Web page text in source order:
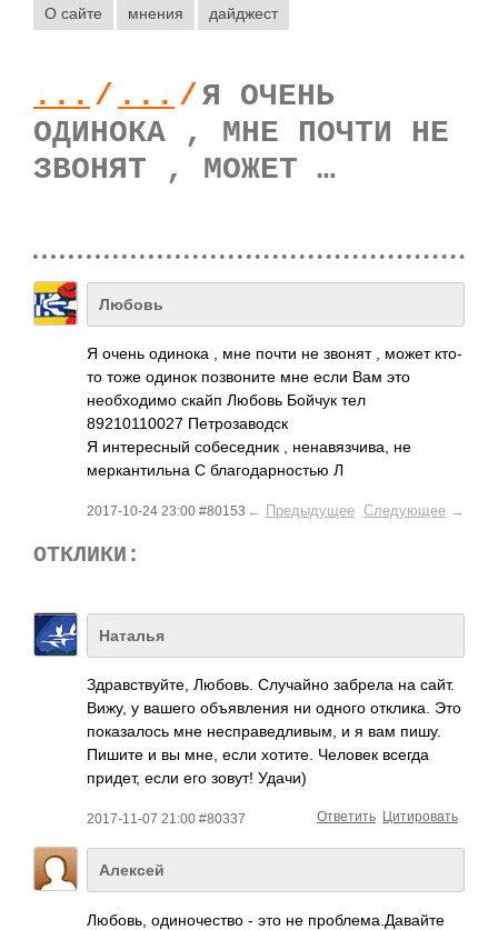
О сайте мнения дайджест
... / ... /Я ОЧЕНЬ
ОДИНОКА , МНЕ ПОЧТИ НЕ
ЗВОНЯТ , МОЖЕТ …
Любовь
Я очень одинока , мне почти не звонят , может кто-
то тоже одинок позвоните мне если Вам это
необходимо скайп Любовь Бойчук тел
89210110027 Петрозаводск
Я интересный собеседник , ненавязчива, не
меркантильна С благодарностью Л
2017-10-24 23:00 #80153 ← Предыдущее Следующее →
ОТКЛИКИ:
Наталья
Здравствуйте, Любовь. Случайно забрела на сайт.
Вижу, у вашего объявления ни одного отклика. Это
показалось мне несправедливым, и я вам пишу.
Пишите и вы мне, если хотите. Человек всегда
придет, если его зовут! Удачи)
2017-11-07 21:00 #80337 Цитировать
Ответить
Алексей
Любовь, одиночество - это не проблема.Давайте